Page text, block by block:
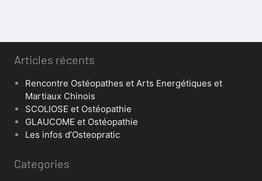
Articles récents
Rencontre Ostéopathes et Arts Energétiques et
Martiaux Chinois
SCOLIOSE et Ostéopathie
GLAUCOME et Ostéopathie
Les infos d’Osteopratic
Categories